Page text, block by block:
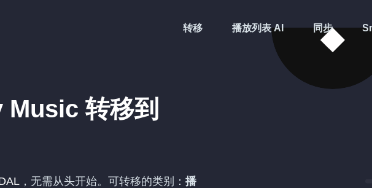
转移 播放列表 AI 同步
Music 转移到
，无需从头开始。可转移的类别： 播